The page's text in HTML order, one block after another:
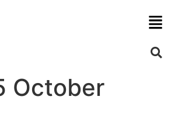
October